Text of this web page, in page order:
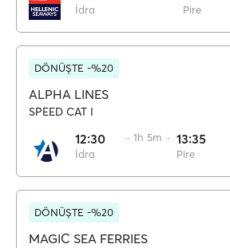
İdra Pire
DÖNÜŞTE -%20
ALPHA LINES
SPEED CAT I
12:30
İdra
·· 1h 5m ·· 13:35
Pire
DÖNÜŞTE -%20
MAGIC SEA FERRIES